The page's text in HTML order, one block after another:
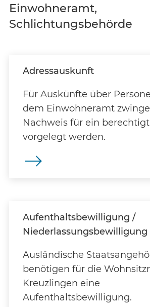
Einwohneramt,
Schlichtungsbehörde
Adressauskunft
Für Auskünfte über
dem Einwohneramt
Nachweis für ein
vorgelegt werden.
Aufenthaltsbewilligung /
Niederlassungsbewilligung
Ausländische
benötigen für die
Kreuzlingen eine
Aufenthaltsbewilligung.